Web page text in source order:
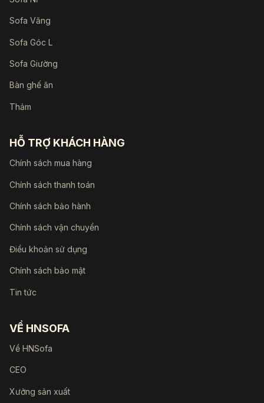
Sofa Văng
Sofa Góc L
Sofa Giường
Bàn ghế ăn
Thảm
HỖ TRỢ KHÁCH HÀNG
Chính sách mua hàng
Chính sách thanh toán
Chính sách bảo hành
Chính sách vận chuyển
Điều khoản sử dụng
Chính sách bảo mật
Tin tức
VỀ HNSOFA
Về HNSofa
CEO
Xưởng sản xuất